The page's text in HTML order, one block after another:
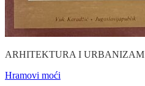
ARHITEKTURA I URBANIZAM
Hramovi moći